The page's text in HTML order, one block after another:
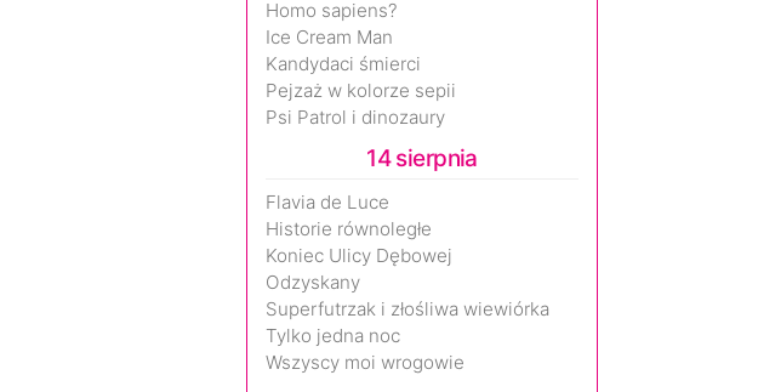
Homo sapiens?
Ice Cream Man
Kandydaci śmierci
Pejzaż w kolorze sepii
Psi Patrol i dinozaury
14 sierpnia
Flavia de Luce
Historie równoległe
Koniec Ulicy Dębowej
Odzyskany
Superfutrzak i złośliwa wiewiórka
Tylko jedna noc
Wszyscy moi wrogowie